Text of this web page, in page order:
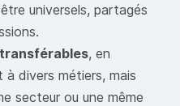
universels, partagés
, en
à divers métiers, mais
secteur ou une même